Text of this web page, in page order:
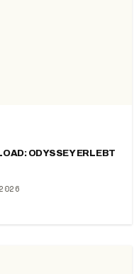
ODYSSEY ERLEBT